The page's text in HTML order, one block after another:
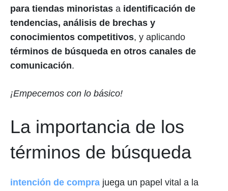
para tiendas minoristas a identificación de
tendencias, análisis de brechas y
conocimientos competitivos, y aplicando
términos de búsqueda en otros canales de
comunicación.
¡Empecemos con lo básico!
La importancia de los
términos de búsqueda
intención de compra juega un papel vital a la